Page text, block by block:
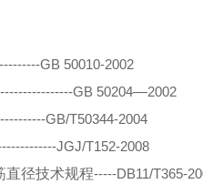
GB 50010-2002
GB 50204—2002
GB/T50344-2004
JGJ/T152-2008
直径技术规程-----DB11/T365-